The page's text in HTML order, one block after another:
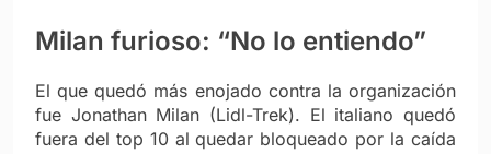
Milan furioso: “No lo entiendo”
El que quedó más enojado contra la organización
fue Jonathan Milan (Lidl-Trek). El italiano quedó
fuera del top 10 al quedar bloqueado por la caída